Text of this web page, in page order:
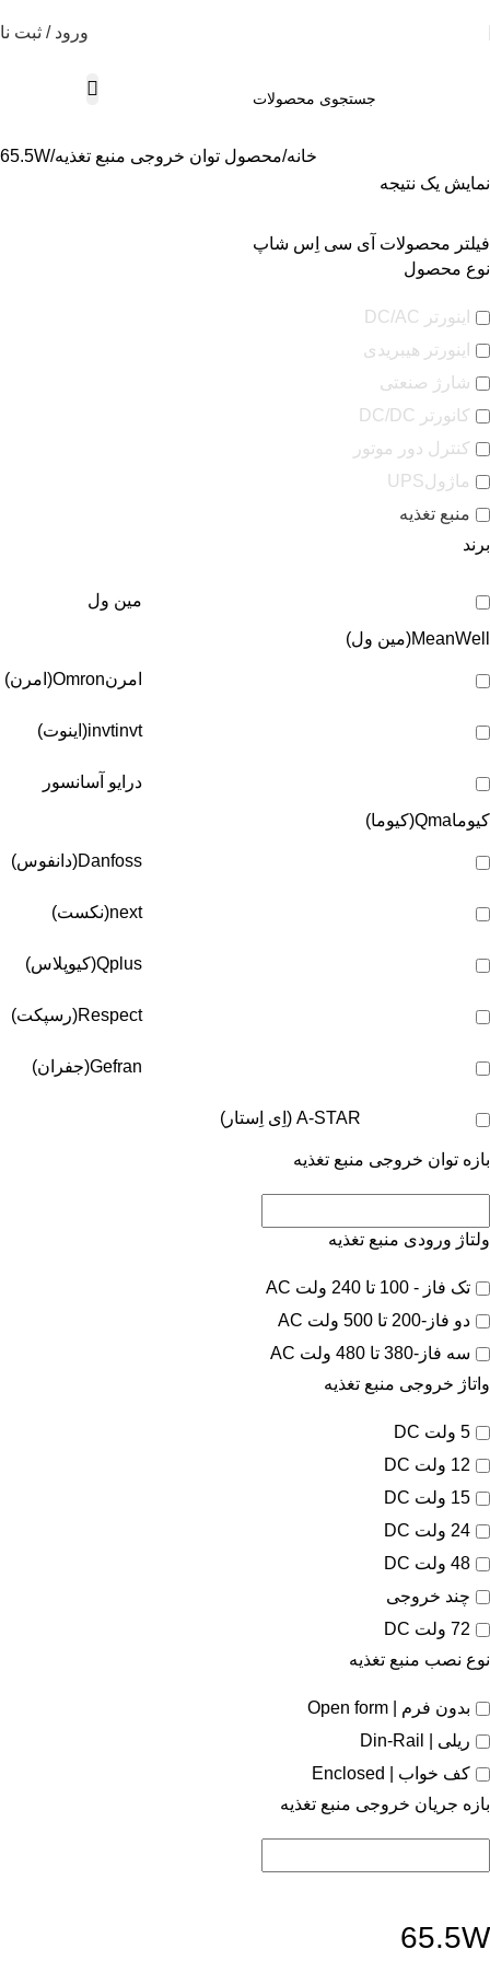
ورود / ثبت
خانه محصول توان خروجی منبع تغذیه 65.5W
نمایش یک نتیجه
فیلتر محصولات آی سی اِس شاپ
نوع محصول
اینورتر DC/AC
اینورتر هیبریدی
شارژ صنعتی
کانورتر DC/DC
کنترل دور موتور
ماژولUPS
منبع تغذیه
برند
مین ول
MeanWell(مین ول)
امرنOmron(امرن)
invtinvt(اینوت)
درایو آسانسور
کیوماQma(کیوما)
Danfoss(دانفوس)
next(نکست)
Qplus(کیوپلاس)
Respect(رسپکت)
Gefran(جفران)
A-STAR (اِی اِستار)
بازه توان خروجی منبع تغذیه
ولتاژ ورودی منبع تغذیه
تک فاز - 100 تا 240 ولت AC
دو فاز-200 تا 500 ولت AC
سه فاز-380 تا 480 ولت AC
واتاژ خروجی منبع تغذیه
5 ولت DC
12 ولت DC
15 ولت DC
24 ولت DC
48 ولت DC
چند خروجی
72 ولت DC
نوع نصب منبع تغذیه
بدون فرم | Open form
ریلی | Din-Rail
کف خواب | Enclosed
بازه جریان خروجی منبع تغذیه
65.5W